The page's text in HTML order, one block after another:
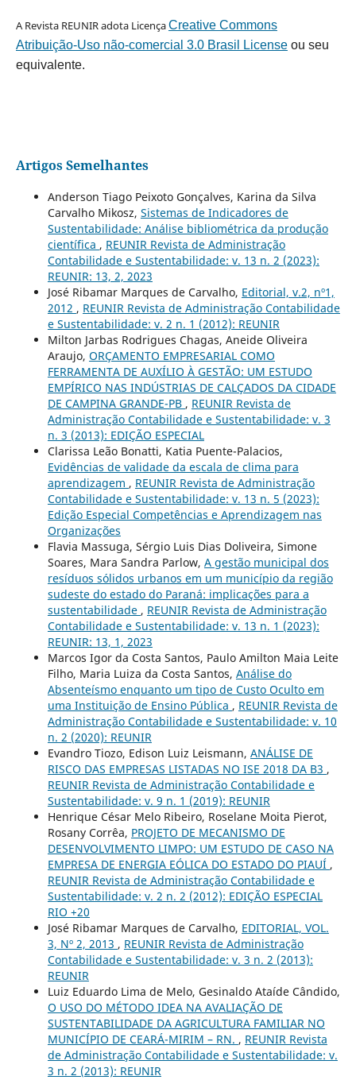
A Revista REUNIR adota LicençaCreative Commons
Atribuição-Uso não-comercial 3.0 Brasil Licenseou seu
equivalente.
Artigos Semelhantes
Anderson Tiago Peixoto Gonçalves, Karina da Silva
Carvalho Mikosz, Sistemas de Indicadores de
Sustentabilidade: Análise bibliométrica da produção
científica , REUNIR Revista de Administração
Contabilidade e Sustentabilidade: v. 13 n. 2 (2023):
REUNIR: 13, 2, 2023
José Ribamar Marques de Carvalho, Editorial, v.2, nº1,
2012 , REUNIR Revista de Administração Contabilidade
e Sustentabilidade: v. 2 n. 1 (2012): REUNIR
Milton Jarbas Rodrigues Chagas, Aneide Oliveira
Araujo, ORÇAMENTO EMPRESARIAL COMO
FERRAMENTA DE AUXÍLIO À GESTÃO: UM ESTUDO
EMPÍRICO NAS INDÚSTRIAS DE CALÇADOS DA CIDADE
DE CAMPINA GRANDE-PB , REUNIR Revista de
Administração Contabilidade e Sustentabilidade: v. 3
n. 3 (2013): EDIÇÃO ESPECIAL
Clarissa Leão Bonatti, Katia Puente-Palacios,
Evidências de validade da escala de clima para
aprendizagem , REUNIR Revista de Administração
Contabilidade e Sustentabilidade: v. 13 n. 5 (2023):
Edição Especial Competências e Aprendizagem nas
Organizações
Flavia Massuga, Sérgio Luis Dias Doliveira, Simone
Soares, Mara Sandra Parlow, A gestão municipal dos
resíduos sólidos urbanos em um município da região
sudeste do estado do Paraná: implicações para a
sustentabilidade , REUNIR Revista de Administração
Contabilidade e Sustentabilidade: v. 13 n. 1 (2023):
REUNIR: 13, 1, 2023
Marcos Igor da Costa Santos, Paulo Amilton Maia Leite
Filho, Maria Luiza da Costa Santos, Análise do
Absenteísmo enquanto um tipo de Custo Oculto em
uma Instituição de Ensino Pública , REUNIR Revista de
Administração Contabilidade e Sustentabilidade: v. 10
n. 2 (2020): REUNIR
Evandro Tiozo, Edison Luiz Leismann, ANÁLISE DE
RISCO DAS EMPRESAS LISTADAS NO ISE 2018 DA B3 ,
REUNIR Revista de Administração Contabilidade e
Sustentabilidade: v. 9 n. 1 (2019): REUNIR
Henrique César Melo Ribeiro, Roselane Moita Pierot,
Rosany Corrêa, PROJETO DE MECANISMO DE
DESENVOLVIMENTO LIMPO: UM ESTUDO DE CASO NA
EMPRESA DE ENERGIA EÓLICA DO ESTADO DO PIAUÍ ,
REUNIR Revista de Administração Contabilidade e
Sustentabilidade: v. 2 n. 2 (2012): EDIÇÃO ESPECIAL
RIO +20
José Ribamar Marques de Carvalho, EDITORIAL, VOL.
3, Nº 2, 2013 , REUNIR Revista de Administração
Contabilidade e Sustentabilidade: v. 3 n. 2 (2013):
REUNIR
Luiz Eduardo Lima de Melo, Gesinaldo Ataíde Cândido,
O USO DO MÉTODO IDEA NA AVALIAÇÃO DE
SUSTENTABILIDADE DA AGRICULTURA FAMILIAR NO
MUNICÍPIO DE CEARÁ-MIRIM – RN. , REUNIR Revista
de Administração Contabilidade e Sustentabilidade: v.
3 n. 2 (2013): REUNIR